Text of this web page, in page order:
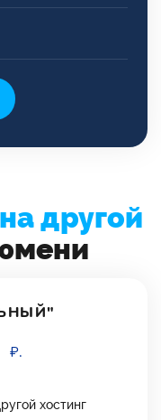
другой
₽.
хостинг